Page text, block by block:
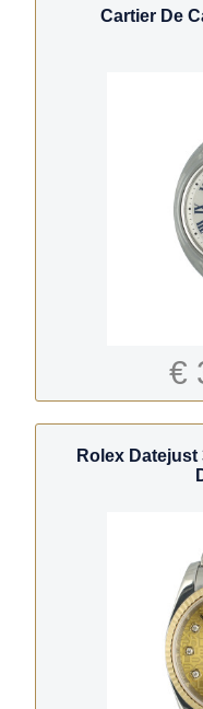
Cartier De
€
Rolex Datejust